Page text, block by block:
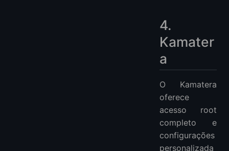
4.
Kamater
a
O Kamatera
oferece
acesso root
completo e
configurações
personalizada